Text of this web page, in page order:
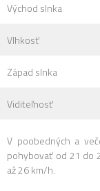
Východ slnka
Vlhkosť
Západ slnka
Viditeľnosť
V poobedných a
pohybovať od 21 do
až 26 km/h.